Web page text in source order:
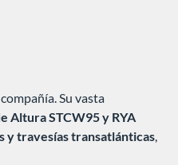
Su vasta
Altura STCW95 y RYA
y travesías transatlánticas,